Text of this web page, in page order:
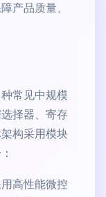
产品质量、
常见中规模
择器、寄存
构采用模块
高性能微控